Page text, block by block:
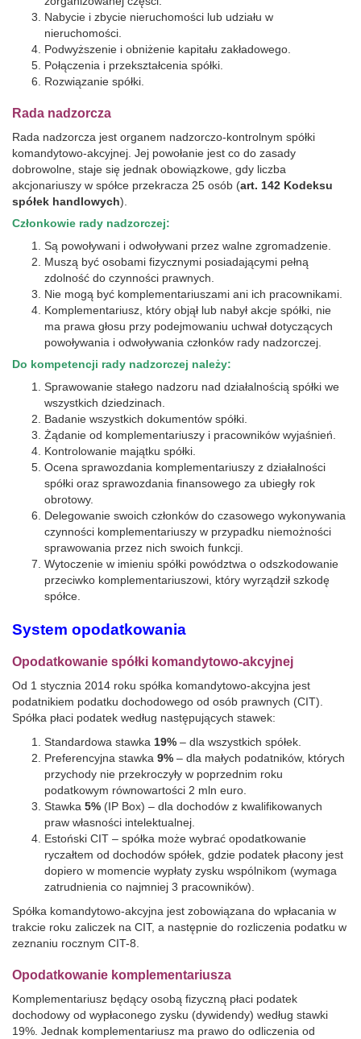
Nabycie i zbycie nieruchomości lub udziału w
nieruchomości.
Podwyższenie i obniżenie kapitału zakładowego.
Połączenia i przekształcenia spółki.
Rozwiązanie spółki.
Rada nadzorcza
Rada nadzorcza jest organem nadzorczo-kontrolnym spółki
komandytowo-akcyjnej. Jej powołanie jest co do zasady
dobrowolne, staje się jednak obowiązkowe, gdy liczba
akcjonariuszy w spółce przekracza 25 osób (art. 142 Kodeksu
spółek handlowych).
Członkowie rady nadzorczej:
Są powoływani i odwoływani przez walne zgromadzenie.
Muszą być osobami fizycznymi posiadającymi pełną
zdolność do czynności prawnych.
Nie mogą być komplementariuszami ani ich pracownikami.
Komplementariusz, który objął lub nabył akcje spółki, nie
ma prawa głosu przy podejmowaniu uchwał dotyczących
powoływania i odwoływania członków rady nadzorczej.
Do kompetencji rady nadzorczej należy:
Sprawowanie stałego nadzoru nad działalnością spółki we
wszystkich dziedzinach.
Badanie wszystkich dokumentów spółki.
Żądanie od komplementariuszy i pracowników wyjaśnień.
Kontrolowanie majątku spółki.
Ocena sprawozdania komplementariuszy z działalności
spółki oraz sprawozdania finansowego za ubiegły rok
obrotowy.
Delegowanie swoich członków do czasowego wykonywania
czynności komplementariuszy w przypadku niemożności
sprawowania przez nich swoich funkcji.
Wytoczenie w imieniu spółki powództwa o odszkodowanie
przeciwko komplementariuszowi, który wyrządził szkodę
spółce.
System opodatkowania
Opodatkowanie spółki komandytowo-akcyjnej
Od 1 stycznia 2014 roku spółka komandytowo-akcyjna jest
podatnikiem podatku dochodowego od osób prawnych (CIT).
Spółka płaci podatek według następujących stawek:
Standardowa stawka 19% – dla wszystkich spółek.
Preferencyjna stawka 9% – dla małych podatników, których
przychody nie przekroczyły w poprzednim roku
podatkowym równowartości 2 mln euro.
Stawka 5% (IP Box) – dla dochodów z kwalifikowanych
praw własności intelektualnej.
Estoński CIT – spółka może wybrać opodatkowanie
ryczałtem od dochodów spółek, gdzie podatek płacony jest
dopiero w momencie wypłaty zysku wspólnikom (wymaga
zatrudnienia co najmniej 3 pracowników).
Spółka komandytowo-akcyjna jest zobowiązana do wpłacania w
trakcie roku zaliczek na CIT, a następnie do rozliczenia podatku w
zeznaniu rocznym CIT-8.
Opodatkowanie komplementariusza
Komplementariusz będący osobą fizyczną płaci podatek
dochodowy od wypłaconego zysku (dywidendy) według stawki
19%. Jednak komplementariusz ma prawo do odliczenia od